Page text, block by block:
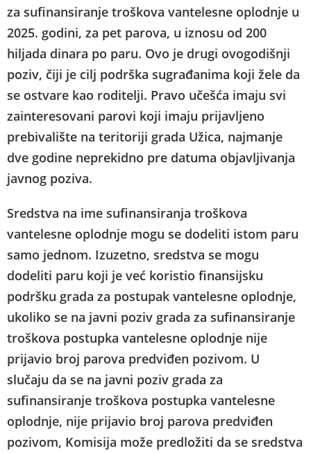
za sufinansiranje troškova vantelesne oplodnje u
2025. godini, za pet parova, u iznosu od 200
hiljada dinara po paru. Ovo je drugi ovogodišnji
poziv, čiji je cilj podrška sugrađanima koji žele da
se ostvare kao roditelji. Pravo učešća imaju svi
zainteresovani parovi koji imaju prijavljeno
prebivalište na teritoriji grada Užica, najmanje
dve godine neprekidno pre datuma objavljivanja
javnog poziva.
Sredstva na ime sufinansiranja troškova
vantelesne oplodnje mogu se dodeliti istom paru
samo jednom. Izuzetno, sredstva se mogu
dodeliti paru koji je već koristio finansijsku
podršku grada za postupak vantelesne oplodnje,
ukoliko se na javni poziv grada za sufinansiranje
troškova postupka vantelesne oplodnje nije
prijavio broj parova predviđen pozivom. U
slučaju da se na javni poziv grada za
sufinansiranje troškova postupka vantelesne
oplodnje, nije prijavio broj parova predviđen
pozivom, Komisija može predložiti da se sredstva